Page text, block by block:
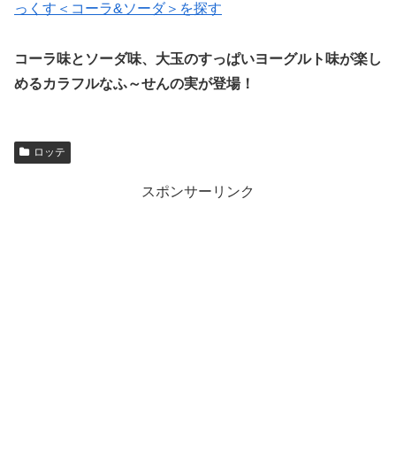
っくす＜コーラ&ソーダ＞を探す
コーラ味とソーダ味、大玉のすっぱいヨーグルト味が楽し
めるカラフルなふ～せんの実が登場！
ロッテ
スポンサーリンク